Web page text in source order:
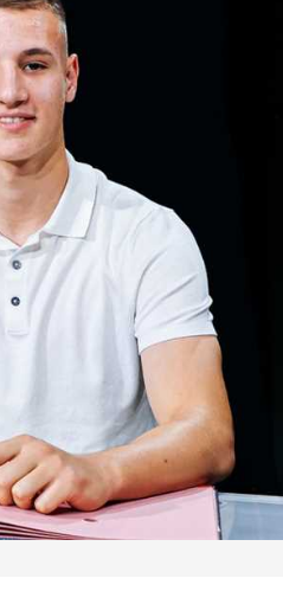
دوري
دوري
كل البطولات